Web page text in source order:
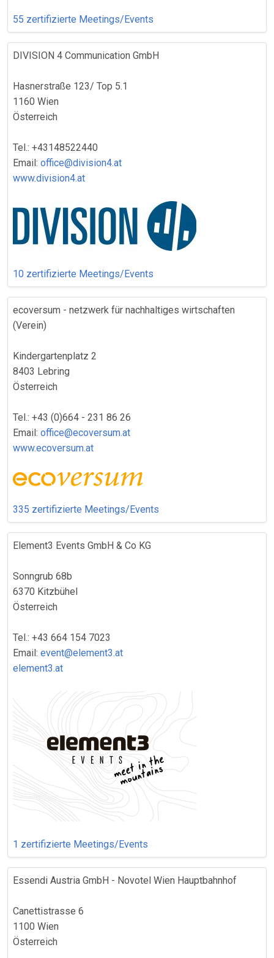
55 zertifizierte Meetings/Events
DIVISION 4 Communication GmbH
Hasnerstraße 123/ Top 5.1
1160 Wien
Österreich
Tel.: +43148522440
Email: office@division4.at
www.division4.at
10 zertifizierte Meetings/Events
ecoversum - netzwerk für nachhaltiges wirtschaften
(Verein)
Kindergartenplatz 2
8403 Lebring
Österreich
Tel.: +43 (0)664 - 231 86 26
Email: office@ecoversum.at
www.ecoversum.at
335 zertifizierte Meetings/Events
Element3 Events GmbH & Co KG
Sonngrub 68b
6370 Kitzbühel
Österreich
Tel.: +43 664 154 7023
Email: event@element3.at
element3.at
1 zertifizierte Meetings/Events
Essendi Austria GmbH - Novotel Wien Hauptbahnhof
Canettistrasse 6
1100 Wien
Österreich